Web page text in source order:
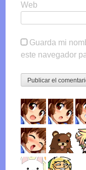
Web
Guarda mi
este navegador